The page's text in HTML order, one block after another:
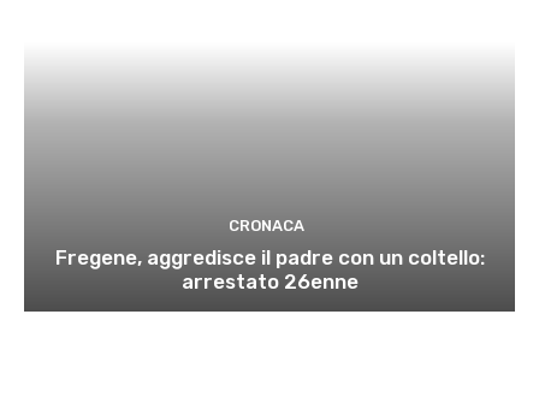
CRONACA
Fregene, aggredisce il padre con un coltello:
arrestato 26enne